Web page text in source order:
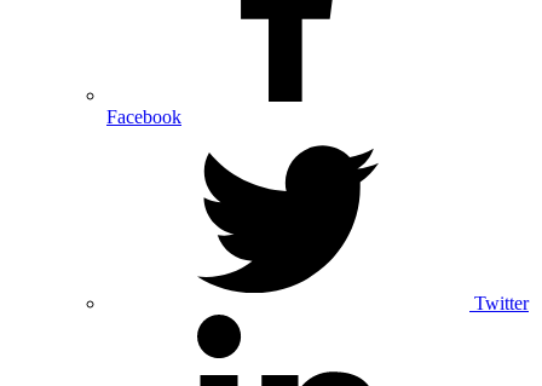
Facebook
Twitter